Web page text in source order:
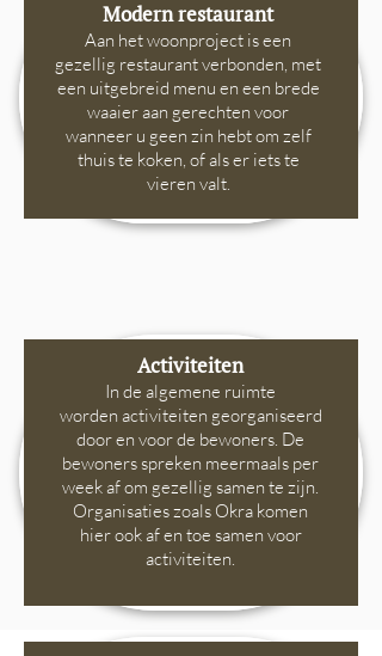
Modern restaurant
Aan het woonproject is een
gezellig restaurant verbonden, met
een uitgebreid menu en een brede
waaier aan gerechten voor
wanneer u geen zin hebt om zelf
thuis te koken, of als er iets te
vieren valt.
Activiteiten
In de algemene ruimte
worden activiteiten georganiseerd
door en voor de bewoners. De
bewoners spreken meermaals per
week af om gezellig samen te zijn.
Organisaties zoals Okra komen
hier ook af en toe samen voor
activiteiten.